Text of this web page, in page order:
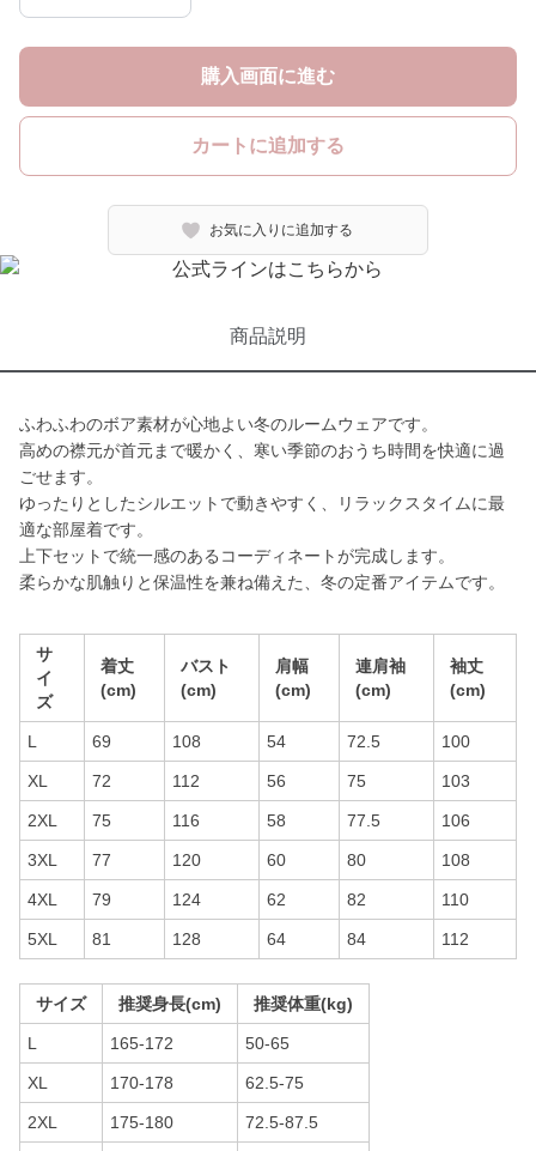
購入画面に進む
カートに追加する
お気に入りに追加する
商品説明
ふわふわのボア素材が心地よい冬のルームウェアです。
高めの襟元が首元まで暖かく、寒い季節のおうち時間を快適に過
ごせます。
ゆったりとしたシルエットで動きやすく、リラックスタイムに最
適な部屋着です。
上下セットで統一感のあるコーディネートが完成します。
柔らかな肌触りと保温性を兼ね備えた、冬の定番アイテムです。
サ
イ
ズ
着丈
(cm)
バスト
(cm)
肩幅
(cm)
連肩袖
(cm)
袖丈
(cm)
L 69 108 54 72.5 100
XL 72 112 56 75 103
2XL 75 116 58 77.5 106
3XL 77 120 60 80 108
4XL 79 124 62 82 110
5XL 81 128 64 84 112
サイズ 推奨身長(cm) 推奨体重(kg)
L 165-172 50-65
XL 170-178 62.5-75
2XL 175-180 72.5-87.5